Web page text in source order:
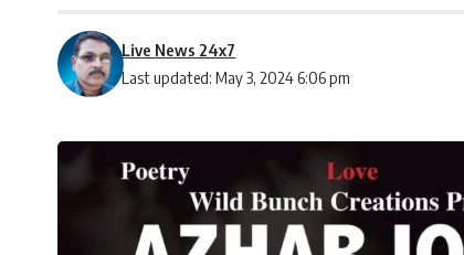
Last updated: May 3, 2024 6:06 pm
Live News 24x7